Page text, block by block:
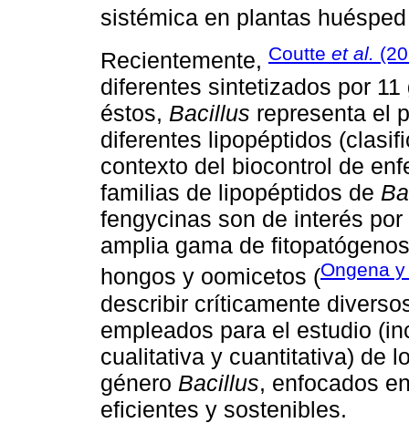
sistémica en plantas
Recientemente, Coutte et al.
diferentes sintetizados por
éstos, Bacillus representa el
diferentes lipopéptidos
contexto del biocontrol de
familias de lipopéptidos de
fengycinas son de interés
amplia gama de
hongos y oomicetos (Ongena
describir críticamente
empleados para el estudio
cualitativa y cuantitativa) de
género Bacillus, enfocados
eficientes y sostenibles.